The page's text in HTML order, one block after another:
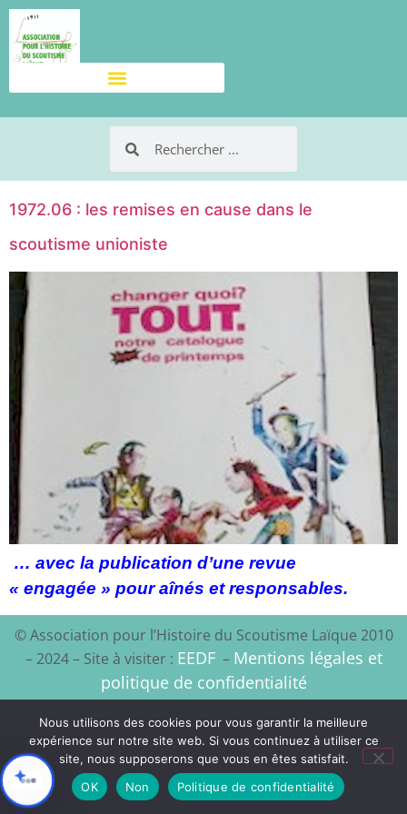
1972.06 : les remises en cause dans le
scoutisme unioniste
… avec la publication d’une revue
« engagée » pour aînés et responsables.
© Association pour l’Histoire du Scoutisme Laïque 2010
– 2024 – Site à visiter : EEDF– Mentions légales et
politique de confidentialité
Création du site :Xyloon
Nous utilisons des cookies pour vous garantir la meilleure
expérience sur notre site web. Si vous continuez à utiliser ce
site, nous supposerons que vous en êtes satisfait.
OK
Non Politique de confidentialité